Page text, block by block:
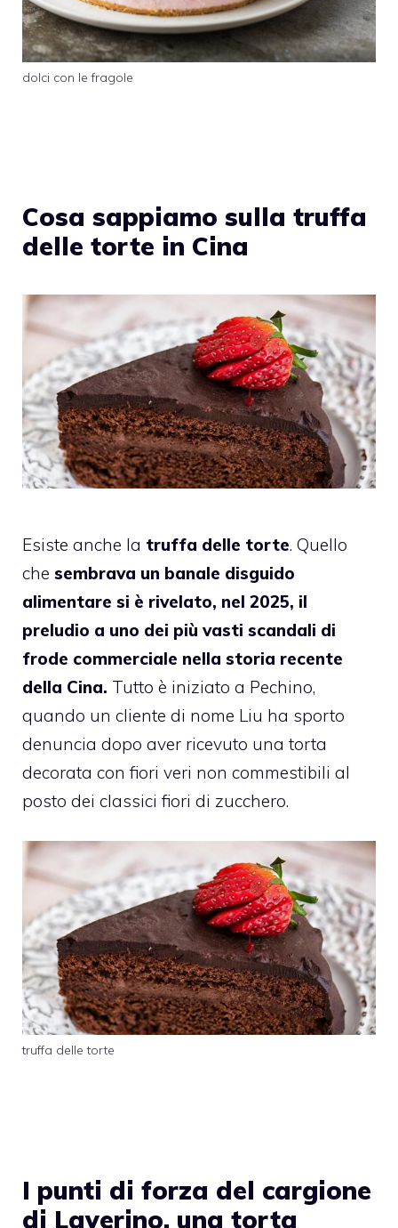
dolci con le fragole
Cosa sappiamo sulla truffa
delle torte in Cina
Esiste anche la truffa delle torte. Quello
che sembrava un banale disguido
alimentare si è rivelato, nel 2025, il
preludio a uno dei più vasti scandali di
frode commerciale nella storia recente
della Cina. Tutto è iniziato a Pechino,
quando un cliente di nome Liu ha sporto
denuncia dopo aver ricevuto una torta
decorata con fiori veri non commestibili al
posto dei classici fiori di zucchero.
truffa delle torte
I punti di forza del cargione
di Laverino, una torta